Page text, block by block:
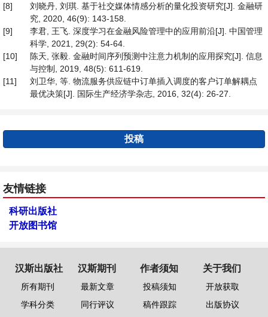
[8]
刘晓丹, 刘琪. 基于社交媒体情感分析的量化投资研究[J]. 金融研
究, 2020, 46(9): 143-158.
[9]
李君, 王飞. 深度学习在金融风险管理中的应用前沿[J]. 中国管理
科学, 2021, 29(2): 54-64.
[10]
陈天, 张毅. 金融时间序列预测中注意力机制的应用探究[J]. 信息
与控制, 2019, 48(5): 611-619.
[11]
刘卫华, 等. 物流服务供应链中订单插入调度的客户订单解耦点
最优决策[J]. 国际生产经济学杂志, 2016, 32(4): 26-27.
投稿
友情链接
科研出版社
开放图书馆
汉斯出版社
所有期刊
学科分类
汉斯期刊
最新文章
同行评议
作者须知
投稿须知
稿件跟踪
关于我们
开放获取
出版协议